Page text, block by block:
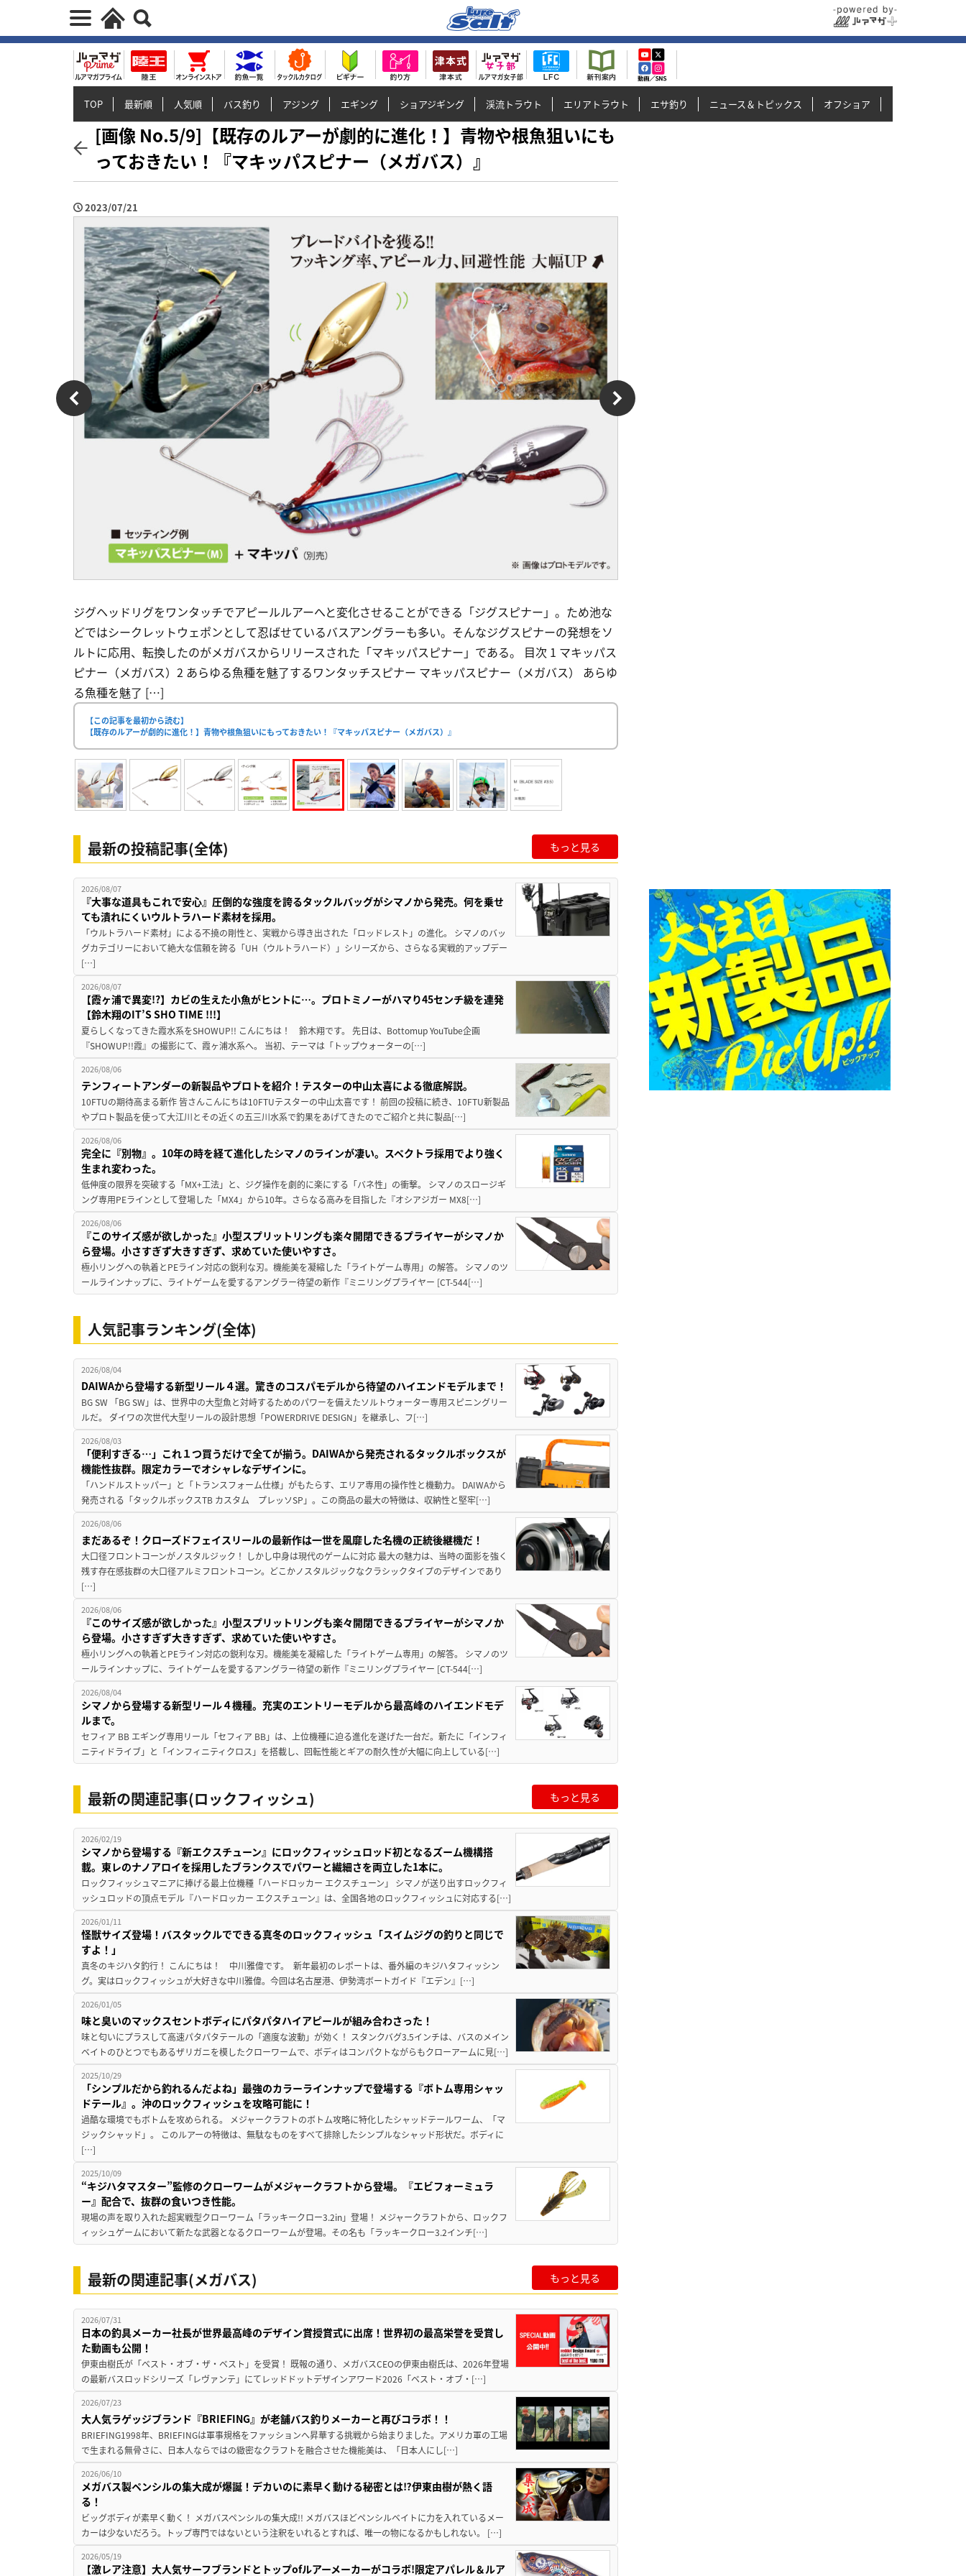
TOP 最新順 人気順 バス釣り アジング エギング ショアジギング 渓流トラウト エリアトラウト エサ釣り ニュース＆トピックス オフショア
[画像 No.5/9]【既存のルアーが劇的に進化！】青物や根魚狙いにも
っておきたい！『マキッパスピナー（メガバス）』
2023/07/21
ジグヘッドリグをワンタッチでアピールルアーへと変化させることができる「ジグスピナー」。ため池な
どではシークレットウェポンとして忍ばせているバスアングラーも多い。そんなジグスピナーの発想をソ
ルトに応用、転換したのがメガバスからリリースされた「マキッパスピナー」である。 目次 1 マキッパス
ピナー（メガバス）2 あらゆる魚種を魅了するワンタッチスピナー マキッパスピナー（メガバス） あらゆ
る魚種を魅了 […]
【この記事を最初から読む】
【既存のルアーが劇的に進化！】青物や根魚狙いにもっておきたい！『マキッパスピナー（メガバス）』
最新の投稿記事(全体) もっと見る
2026/08/07
『大事な道具もこれで安心』圧倒的な強度を誇るタックルバッグがシマノから発売。何を乗せ
ても潰れにくいウルトラハード素材を採用。
「ウルトラハード素材」による不撓の剛性と、実戦から導き出された「ロッドレスト」の進化。 シマノのバッ
グカテゴリーにおいて絶大な信頼を誇る「UH（ウルトラハード）」シリーズから、さらなる実戦的アップデー
[…]
2026/08/07
【霞ヶ浦で異変!?】カビの生えた小魚がヒントに…。プロトミノーがハマり45センチ級を連発
【鈴木翔のIT’S SHO TIME !!!】
夏らしくなってきた霞水系をSHOWUP!! こんにちは！ 鈴木翔です。 先日は、Bottomup YouTube企画
『SHOWUP!!霞』の撮影にて、霞ヶ浦水系へ。 当初、テーマは「トップウォーターの[…]
2026/08/06
テンフィートアンダーの新製品やプロトを紹介！テスターの中山太喜による徹底解説。
10FTUの期待高まる新作 皆さんこんにちは10FTUテスターの中山太喜です！ 前回の投稿に続き、10FTU新製品
やプロト製品を使って大江川とその近くの五三川水系で釣果をあげてきたのでご紹介と共に製品[…]
2026/08/06
完全に『別物』。10年の時を経て進化したシマノのラインが凄い。スペクトラ採用でより強く
生まれ変わった。
低伸度の限界を突破する「MX+工法」と、ジグ操作を劇的に楽にする「バネ性」の衝撃。 シマノのスロージギ
ング専用PEラインとして登場した「MX4」から10年。さらなる高みを目指した『オシアジガー MX8[…]
2026/08/06
『このサイズ感が欲しかった』小型スプリットリングも楽々開閉できるプライヤーがシマノか
ら登場。小さすぎず大きすぎず、求めていた使いやすさ。
極小リングへの執着とPEライン対応の鋭利な刃。機能美を凝縮した「ライトゲーム専用」の解答。 シマノのツ
ールラインナップに、ライトゲームを愛するアングラー待望の新作『ミニリングプライヤー [CT-544[…]
人気記事ランキング(全体)
2026/08/04
DAIWAから登場する新型リール４選。驚きのコスパモデルから待望のハイエンドモデルまで！
BG SW 「BG SW」は、世界中の大型魚と対峙するためのパワーを備えたソルトウォーター専用スピニングリー
ルだ。 ダイワの次世代大型リールの設計思想「POWERDRIVE DESIGN」を継承し、フ[…]
2026/08/03
「便利すぎる…」これ１つ買うだけで全てが揃う。DAIWAから発売されるタックルボックスが
機能性抜群。限定カラーでオシャレなデザインに。
「ハンドルストッパー」と「トランスフォーム仕様」がもたらす、エリア専用の操作性と機動力。 DAIWAから
発売される「タックルボックスTB カスタム プレッソSP」。この商品の最大の特徴は、収納性と堅牢[…]
2026/08/06
まだあるぞ！クローズドフェイスリールの最新作は一世を風靡した名機の正統後継機だ！
大口径フロントコーンがノスタルジック！ しかし中身は現代のゲームに対応 最大の魅力は、当時の面影を強く
残す存在感抜群の大口径アルミフロントコーン。どこかノスタルジックなクラシックタイプのデザインであり
[…]
2026/08/06
『このサイズ感が欲しかった』小型スプリットリングも楽々開閉できるプライヤーがシマノか
ら登場。小さすぎず大きすぎず、求めていた使いやすさ。
極小リングへの執着とPEライン対応の鋭利な刃。機能美を凝縮した「ライトゲーム専用」の解答。 シマノのツ
ールラインナップに、ライトゲームを愛するアングラー待望の新作『ミニリングプライヤー [CT-544[…]
2026/08/04
シマノから登場する新型リール４機種。充実のエントリーモデルから最高峰のハイエンドモデ
ルまで。
セフィア BB エギング専用リール「セフィア BB」は、上位機種に迫る進化を遂げた一台だ。新たに「インフィ
ニティドライブ」と「インフィニティクロス」を搭載し、回転性能とギアの耐久性が大幅に向上している[…]
最新の関連記事(ロックフィッシュ) もっと見る
2026/02/19
シマノから登場する『新エクスチューン』にロックフィッシュロッド初となるズーム機構搭
載。東レのナノアロイを採用したブランクスでパワーと繊細さを両立した1本に。
ロックフィッシュマニアに捧げる最上位機種「ハードロッカー エクスチューン」 シマノが送り出すロックフィ
ッシュロッドの頂点モデル『ハードロッカー エクスチューン』は、全国各地のロックフィッシュに対応する[…]
2026/01/11
怪獣サイズ登場！バスタックルでできる真冬のロックフィッシュ「スイムジグの釣りと同じで
すよ！」
真冬のキジハタ釣行！ こんにちは！ 中川雅偉です。 新年最初のレポートは、番外編のキジハタフィッシン
グ。実はロックフィッシュが大好きな中川雅偉。今回は名古屋港、伊勢湾ボートガイド『エデン』[…]
2026/01/05
味と臭いのマックスセントボディにパタパタハイアピールが組み合わさった！
味と匂いにプラスして高速パタパタテールの「適度な波動」が効く！ スタンクバグ3.5インチは、バスのメイン
ベイトのひとつでもあるザリガニを模したクローワームで、ボディはコンパクトながらもクローアームに見[…]
2025/10/29
「シンプルだから釣れるんだよね」最強のカラーラインナップで登場する『ボトム専用シャッ
ドテール』。沖のロックフィッシュを攻略可能に！
過酷な環境でもボトムを攻められる。 メジャークラフトのボトム攻略に特化したシャッドテールワーム、「マ
ジックシャッド」。 このルアーの特徴は、無駄なものをすべて排除したシンプルなシャッド形状だ。ボディに
[…]
2025/10/09
“キジハタマスター”監修のクローワームがメジャークラフトから登場。『エビフォーミュラ
ー』配合で、抜群の食いつき性能。
現場の声を取り入れた超実戦型クローワーム「ラッキークロー3.2in」登場！ メジャークラフトから、ロックフ
ィッシュゲームにおいて新たな武器となるクローワームが登場。その名も「ラッキークロー3.2インチ[…]
最新の関連記事(メガバス) もっと見る
2026/07/31
日本の釣具メーカー社長が世界最高峰のデザイン賞授賞式に出席！世界初の最高栄誉を受賞し
た動画も公開！
伊東由樹氏が「ベスト・オブ・ザ・ベスト」を受賞！ 既報の通り、メガバスCEOの伊東由樹氏は、2026年登場
の最新バスロッドシリーズ「レヴァンテ」にてレッドドットデザインアワード2026「ベスト・オブ・[…]
2026/07/23
大人気ラゲッジブランド『BRIEFING』が老舗バス釣りメーカーと再びコラボ！！
BRIEFING1998年、BRIEFINGは軍事規格をファッションへ昇華する挑戦から始まりました。アメリカ軍の工場
で生まれる無骨さに、日本人ならではの緻密なクラフトを融合させた機能美は、「日本人にし[…]
2026/06/10
メガバス製ペンシルの集大成が爆誕！デカいのに素早く動ける秘密とは⁉伊東由樹が熱く語
る！
ビッグボディが素早く動く！ メガバスペンシルの集大成!! メガバスほどペンシルベイトに力を入れているメー
カーは少ないだろう。トップ専門ではないという注釈をいれるとすれば、唯一の物になるかもしれない。 […]
2026/05/19
【激レア注意】大人気サーフブランドとトップofルアーメーカーがコラボ!限定アパレル＆ルア